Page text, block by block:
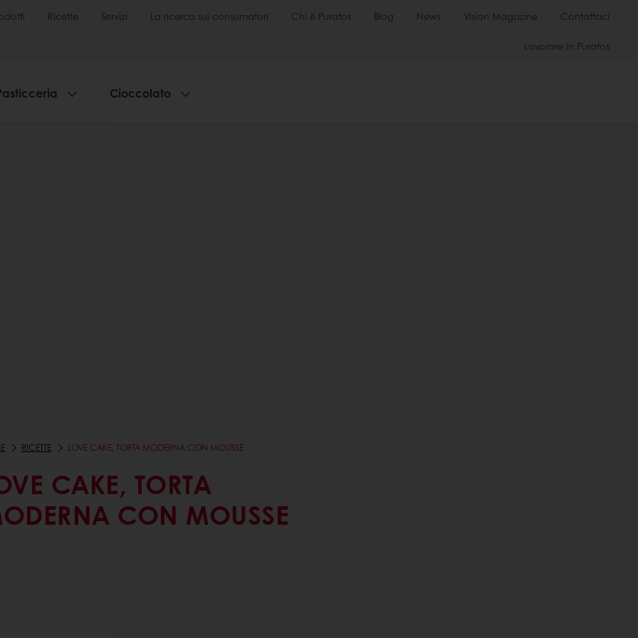
Ricette Servizi La ricerca sui consumatori Chi è Puratos Blog News Vision Magazine Contattaci
Lavorare in Puratos
Cioccolato
RICETTE LOVE CAKE, TORTA MODERNA CON MOUSSE
CAKE, TORTA
CON MOUSSE